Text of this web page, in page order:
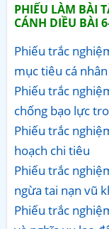
PHIẾU LÀM BÀI
CÁNH DIỀU BÀI
Phiếu trắc
mục tiêu cá nhân
Phiếu trắc
chống bạo lực
Phiếu trắc
hoạch chi tiêu
Phiếu trắc
ngừa tai nạn vũ
Phiếu trắc